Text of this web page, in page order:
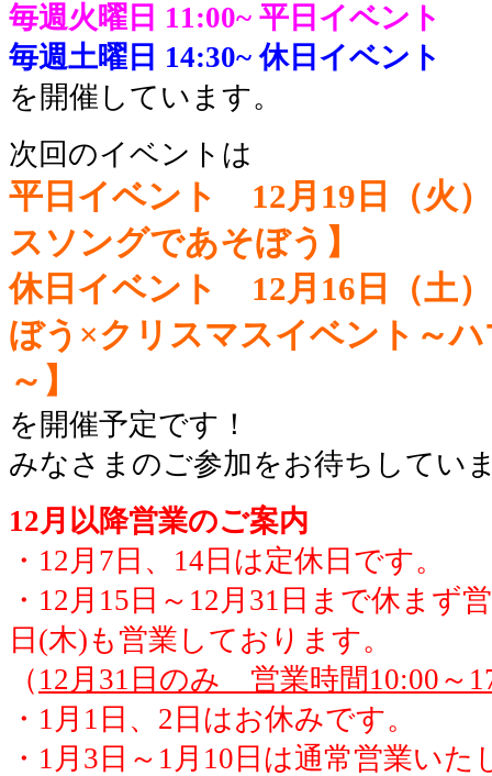
毎週火曜日 11:00~ 平日イベント
毎週土曜日 14:30~休日イベント
を開催しています。
次回のイベントは
平日イベント 12月19日（火
スソングであそぼう】
休日イベント 12月16日（土
ぼう×クリスマスイベント～
～】
を開催予定です！
みなさまのご参加をお待ちしてい
12月以降営業のご案内
・12月7日、14日は定休日です。
・12月15日～12月31日まで休ま
日(木)も営業しております。
（ 12月31日のみ 営業時間10:00～
・1月1日、2日はお休みです。
・1月3日～1月10日は通常営業いた